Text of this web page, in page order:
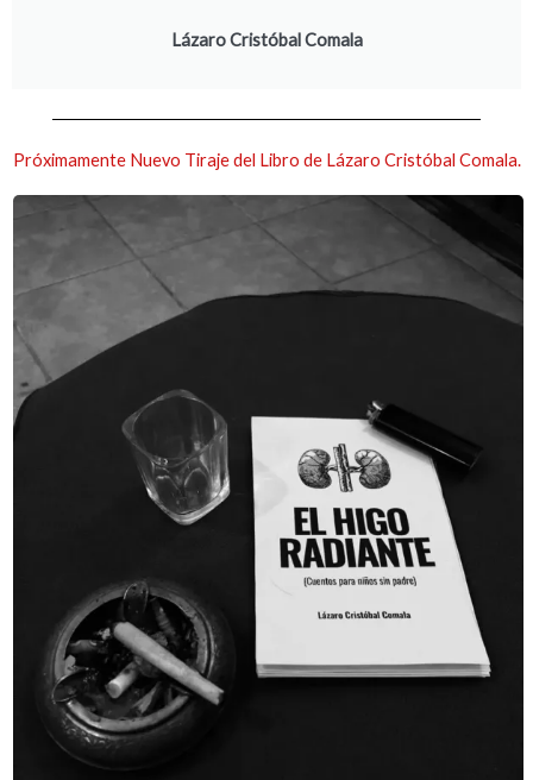
Lázaro Cristóbal Comala
Próximamente Nuevo Tiraje del Libro de Lázaro Cristóbal Comala.